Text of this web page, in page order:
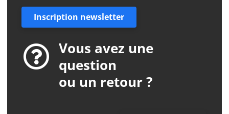
Inscription newsletter
Vous avez une
question
ou un retour ?